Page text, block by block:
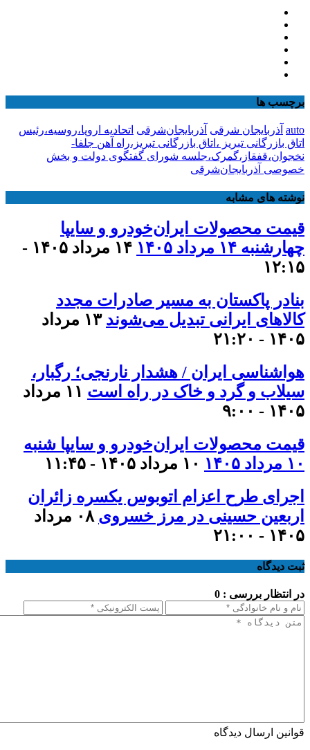
برچسب ها
auto آذربایجان شرقی آذربایجان‌شرقی اتحادیه اروپا،روسیه،رئیس
اتاق بازرگانی تبریز ،اتاق بازرگانی تبریز،راه آهن جلفا-
نخجوان،قفقاز،گمرک،جلسه شورای گفتگوی دولت و بخش
خصوصی آذربایجان‌شرقی
نوشته های مشابه
قیمت محصولات ایران‌خودرو و سایپا
چهارشنبه ۱۴ مرداد ۱۴۰۵
۱۴ مرداد ۱۴۰۵ -
۱۲:۱۵
بنادر پاکستان به مسیر صادرات مجدد
کالاهای ایرانی تبدیل می‌شوند
۱۳ مرداد
۱۴۰۵ - ۲۱:۲۰
هواشناسی ایران / هشدار نارنجی؛ رگبار،
سیلاب و گرد و خاک در راه است
۱۱ مرداد
۱۴۰۵ - ۹:۰۰
قیمت محصولات ایران‌خودرو و سایپا شنبه
۱۰ مرداد ۱۴۰۵
۱۰ مرداد ۱۴۰۵ - ۱۱:۴۵
اجرای طرح اعزام اتوبوس یکسره زائران
اربعین حسینی در مرز خسروی
۰۸ مرداد
۱۴۰۵ - ۲۱:۰۰
ثبت دیدگاه
در انتظار بررسی : 0
قوانین ارسال دیدگاه